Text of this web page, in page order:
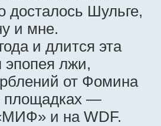
досталось Шульге,
и мне.
и длится эта
эпопея лжи,
от Фомина
площадках —
и на WDF.